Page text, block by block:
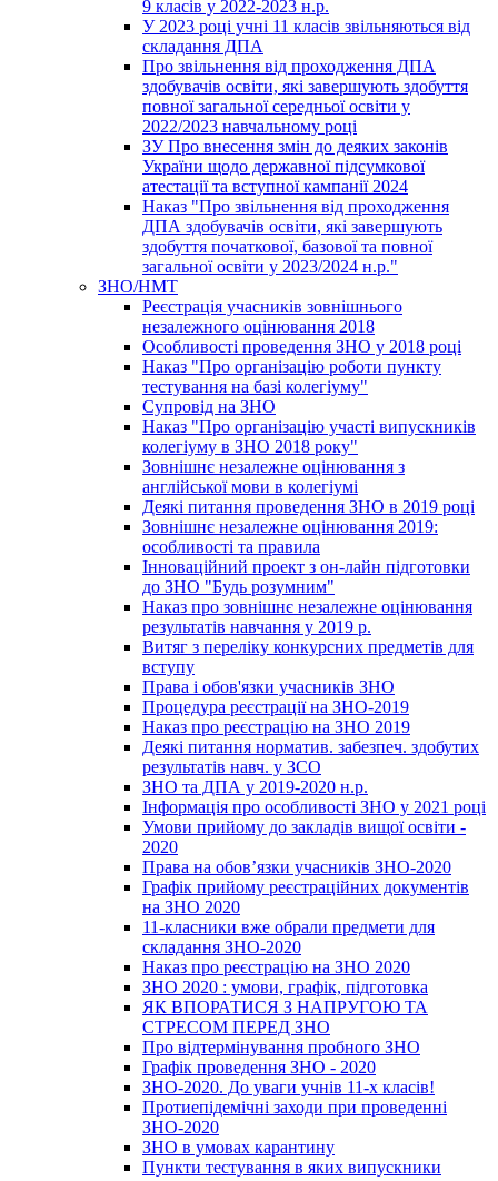
9 класів у 2022-2023 н.р.
У 2023 році учні 11 класів звільняються від
складання ДПА
Про звільнення від проходження ДПА
здобувачів освіти, які завершують здобуття
повної загальної середньої освіти у
2022/2023 навчальному році
ЗУ Про внесення змін до деяких законів
України щодо державної підсумкової
атестації та вступної кампанії 2024
Наказ "Про звільнення від проходження
ДПА здобувачів освіти, які завершують
здобуття початкової, базової та повної
загальної освіти у 2023/2024 н.р."
ЗНО/НМТ
Реєстрація учасників зовнішнього
незалежного оцінювання 2018
Особливості проведення ЗНО у 2018 році
Наказ "Про організацію роботи пункту
тестування на базі колегіуму"
Супровід на ЗНО
Наказ "Про організацію участі випускників
колегіуму в ЗНО 2018 року"
Зовнішнє незалежне оцінювання з
англійської мови в колегіумі
Деякі питання проведення ЗНО в 2019 році
Зовнішнє незалежне оцінювання 2019:
особливості та правила
Інноваційний проект з он-лайн підготовки
до ЗНО "Будь розумним"
Наказ про зовнішнє незалежне оцінювання
результатів навчання у 2019 р.
Витяг з переліку конкурсних предметів для
вступу
Права і обов'язки учасників ЗНО
Процедура реєстрації на ЗНО-2019
Наказ про реєстрацію на ЗНО 2019
Деякі питання норматив. забезпеч. здобутих
результатів навч. у ЗСО
ЗНО та ДПА у 2019-2020 н.р.
Інформація про особливості ЗНО у 2021 році
Умови прийому до закладів вищої освіти -
2020
Права на обов’язки учасників ЗНО-2020
Графік прийому реєстраційних документів
на ЗНО 2020
11-класники вже обрали предмети для
складання ЗНО-2020
Наказ про реєстрацію на ЗНО 2020
ЗНО 2020 : умови, графік, підготовка
ЯК ВПОРАТИСЯ З НАПРУГОЮ ТА
СТРЕСОМ ПЕРЕД ЗНО
Про відтермінування пробного ЗНО
Графік проведення ЗНО - 2020
ЗНО-2020. До уваги учнів 11-х класів!
Протиепідемічні заходи при проведенні
ЗНО-2020
ЗНО в умовах карантину
Пункти тестування в яких випускники